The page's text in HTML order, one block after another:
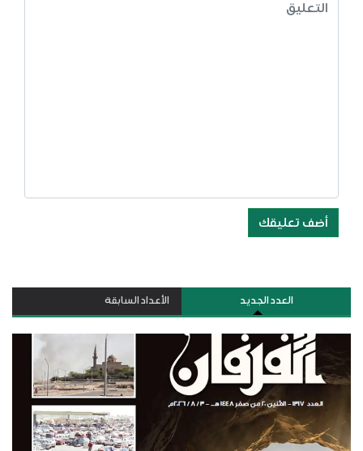
أضف تعليقك
العدد الجديد الأعداد السابقة